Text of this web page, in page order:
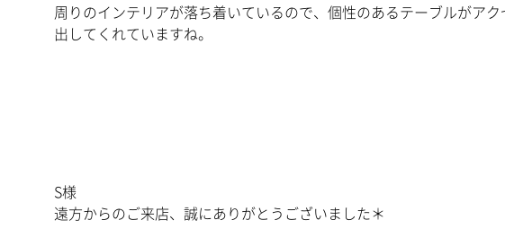
周りのインテリアが落ち着いているので、個性のあるテーブルがア
出してくれていますね。
S様
遠方からのご来店、誠にありがとうございました＊